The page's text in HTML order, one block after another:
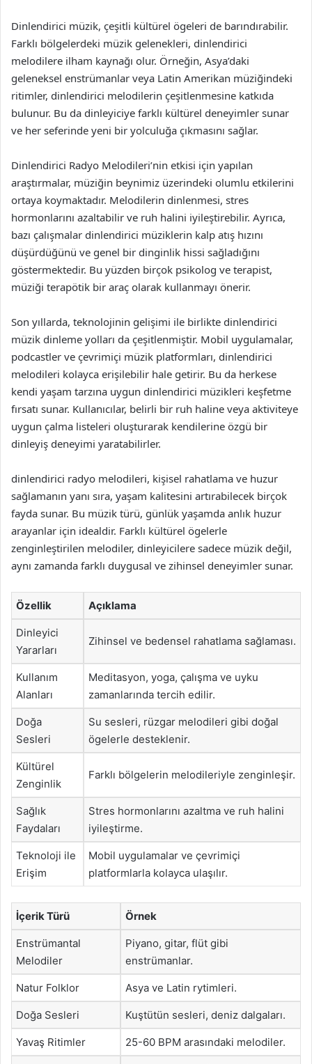
Dinlendirici müzik, çeşitli kültürel ögeleri de barındırabilir.
Farklı bölgelerdeki müzik gelenekleri, dinlendirici
melodilere ilham kaynağı olur. Örneğin, Asya’daki
geleneksel enstrümanlar veya Latin Amerikan müziğindeki
ritimler, dinlendirici melodilerin çeşitlenmesine katkıda
bulunur. Bu da dinleyiciye farklı kültürel deneyimler sunar
ve her seferinde yeni bir yolculuğa çıkmasını sağlar.
Dinlendirici Radyo Melodileri’nin etkisi için yapılan
araştırmalar, müziğin beynimiz üzerindeki olumlu etkilerini
ortaya koymaktadır. Melodilerin dinlenmesi, stres
hormonlarını azaltabilir ve ruh halini iyileştirebilir. Ayrıca,
bazı çalışmalar dinlendirici müziklerin kalp atış hızını
düşürdüğünü ve genel bir dinginlik hissi sağladığını
göstermektedir. Bu yüzden birçok psikolog ve terapist,
müziği terapötik bir araç olarak kullanmayı önerir.
Son yıllarda, teknolojinin gelişimi ile birlikte dinlendirici
müzik dinleme yolları da çeşitlenmiştir. Mobil uygulamalar,
podcastler ve çevrimiçi müzik platformları, dinlendirici
melodileri kolayca erişilebilir hale getirir. Bu da herkese
kendi yaşam tarzına uygun dinlendirici müzikleri keşfetme
fırsatı sunar. Kullanıcılar, belirli bir ruh haline veya aktiviteye
uygun çalma listeleri oluşturarak kendilerine özgü bir
dinleyiş deneyimi yaratabilirler.
dinlendirici radyo melodileri, kişisel rahatlama ve huzur
sağlamanın yanı sıra, yaşam kalitesini artırabilecek birçok
fayda sunar. Bu müzik türü, günlük yaşamda anlık huzur
arayanlar için idealdir. Farklı kültürel ögelerle
zenginleştirilen melodiler, dinleyicilere sadece müzik değil,
aynı zamanda farklı duygusal ve zihinsel deneyimler sunar.
Özellik Açıklama
Dinleyici
Yararları
Zihinsel ve bedensel rahatlama sağlaması.
Kullanım
Alanları
Meditasyon, yoga, çalışma ve uyku
zamanlarında tercih edilir.
Doğa
Sesleri
Su sesleri, rüzgar melodileri gibi doğal
ögelerle desteklenir.
Kültürel
Zenginlik
Farklı bölgelerin melodileriyle zenginleşir.
Sağlık
Faydaları
Stres hormonlarını azaltma ve ruh halini
iyileştirme.
Teknoloji ile
Erişim
Mobil uygulamalar ve çevrimiçi
platformlarla kolayca ulaşılır.
İçerik Türü Örnek
Enstrümantal
Melodiler
Piyano, gitar, flüt gibi
enstrümanlar.
Natur Folklor Asya ve Latin rytimleri.
Doğa Sesleri Kuştütün sesleri, deniz dalgaları.
Yavaş Ritimler 25-60 BPM arasındaki melodiler.